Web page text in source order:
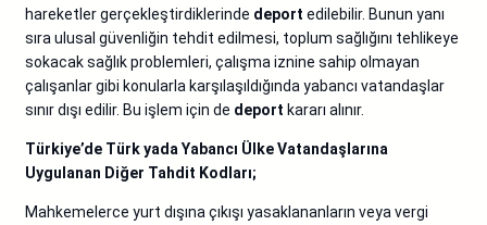
hareketler gerçekleştirdiklerinde deport edilebilir. Bunun yanı
sıra ulusal güvenliğin tehdit edilmesi, toplum sağlığını tehlikeye
sokacak sağlık problemleri, çalışma iznine sahip olmayan
çalışanlar gibi konularla karşılaşıldığında yabancı vatandaşlar
sınır dışı edilir. Bu işlem için de deport kararı alınır.
Türkiye’de Türk yada Yabancı Ülke Vatandaşlarına
Uygulanan Diğer Tahdit Kodları;
Mahkemelerce yurt dışına çıkışı yasaklananların veya vergi